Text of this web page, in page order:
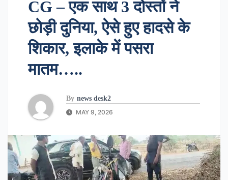
CG – एक साथ 3 दोस्तों ने
छोड़ी दुनिया, ऐसे हुए हादसे के
शिकार, इलाके में पसरा
मातम…..
By news desk2
MAY 9, 2026